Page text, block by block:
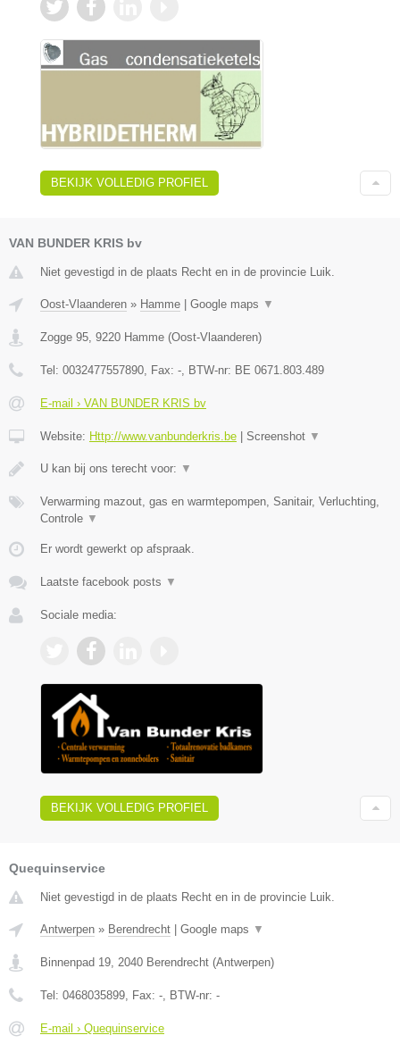
BEKIJK VOLLEDIG PROFIEL
VAN BUNDER KRIS bv
Niet gevestigd in de plaats Recht en in de provincie Luik.
Oost-Vlaanderen » Hamme Google maps ▼
Zogge 95, 9220 Hamme (Oost-Vlaanderen)
Tel: 0032477557890, Fax: -, BTW-nr: BE 0671.803.489
E-mail › VAN BUNDER KRIS bv
Website: Http://www.vanbunderkris.be Screenshot ▼
U kan bij ons terecht voor: ▼
Verwarming mazout, gas en warmtepompen, Sanitair, Verluchting,
Controle ▼
Er wordt gewerkt op afspraak.
Laatste facebook posts ▼
Sociale media:
BEKIJK VOLLEDIG PROFIEL
Quequinservice
Niet gevestigd in de plaats Recht en in de provincie Luik.
Antwerpen » Berendrecht Google maps ▼
Binnenpad 19, 2040 Berendrecht (Antwerpen)
Tel: 0468035899, Fax: -, BTW-nr: -
E-mail › Quequinservice